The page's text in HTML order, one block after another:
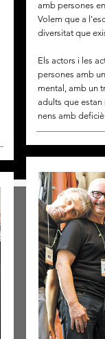
amb persones
Volem que a
diversitat que
Els actors i les
persones amb
mental, amb un
adults que
nens amb